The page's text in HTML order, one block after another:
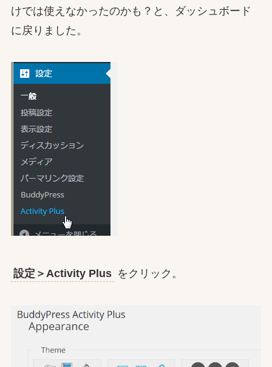
けでは使えなかったのかも？と、ダッシュボード
に戻りました。
設定＞Activity Plus をクリック。